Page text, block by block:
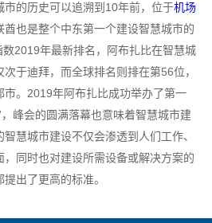
的历史可以追溯到10年前，位于机场
酋也是整个中东第一个建设智慧城市的
2019年最新排名，阿布扎比在智慧城
于迪拜，而全球排名则排在第56位，
。2019年阿布扎比成功举办了第一
峰会的圆满落幕也意味着智慧城市建
慧城市建设不仅会渗透到人们工作、
同时也对建设所需设备或解决方案的
出了更高的标准。